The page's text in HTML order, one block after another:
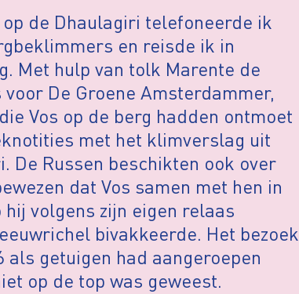
de Dhaulagiri telefoneerde ik
en reisde ik in
Met hulp van tolk Marente de
De Groene Amsterdammer,
Vos op de berg hadden ontmoet
met het klimverslag uit
De Russen beschikten ook over
dat Vos samen met hen in
volgens zijn eigen relaas
bivakkeerde. Het bezoek
als getuigen had aangeroepen
op de top was geweest.